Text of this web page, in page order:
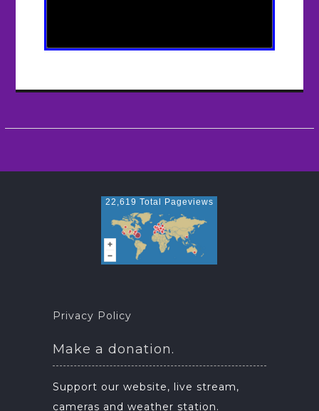
22,619 Total Pageviews
Privacy Policy
Make a donation.
Support our website, live stream,
cameras and weather station.